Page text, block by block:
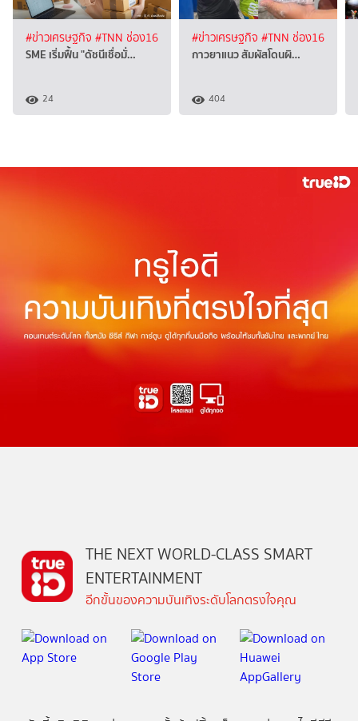
#ข่าวเศรษฐกิจ #TNN ช่อง16
SME เริ่มฟื้น "ดัชนีเชื่อมั่…
24
#ข่าวเศรษฐกิจ #TNN ช่อง16
กาวยาแนว สัมผัสโดนผิ…
404
THE NEXT WORLD-CLASS SMART
ENTERTAINMENT
อีกขั้นของความบันเทิงระดับโลกตรงใจคุณ